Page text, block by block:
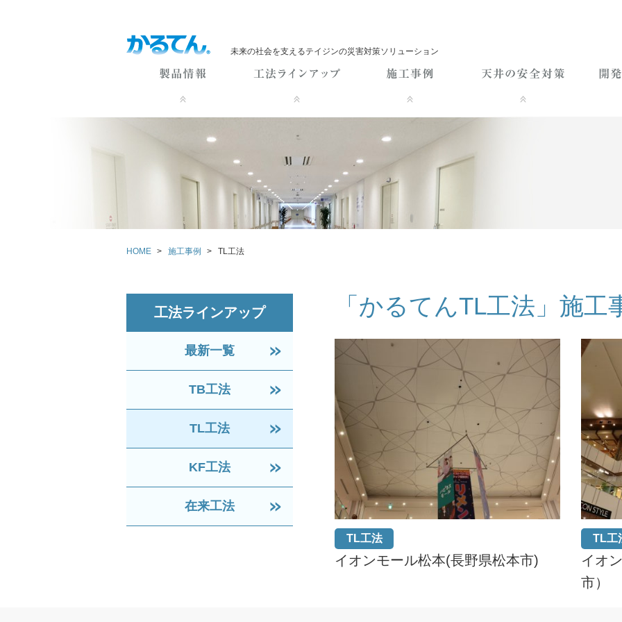
未来の社会を支えるテイジンの災害対策ソリューション
HOME > 施工事例 > TL工法
工法ラインアップ
最新一覧
TB工法
TL工法
KF工法
在来工法
「かるてんTL工法」施工
TL工法
イオンモール松本(長野県松本市)
TL工
イオ
市）